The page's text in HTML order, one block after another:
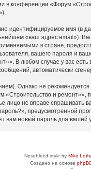
в конференции «Форум
идентифицируемое имя
«ваш адрес email»).
в стране,
вашего пароля и
В любом случае у вас
автоматически
Однако не рекомендуется
и ремонт»»,
лицо не вправе
предусмотренной
вам новый пароль для вашей
Nosebleed style by Mike
Создано на основе